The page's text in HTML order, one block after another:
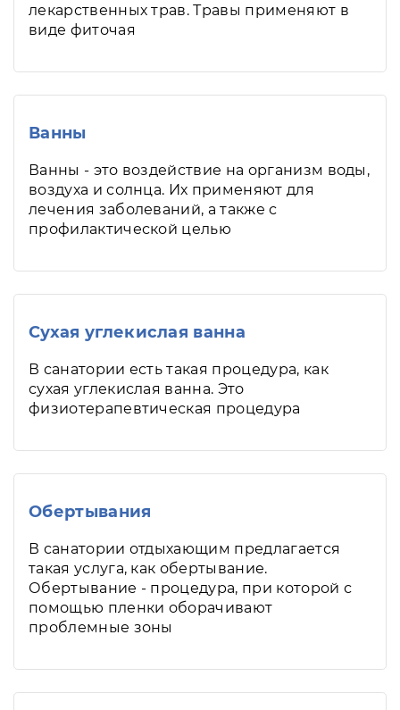
лекарственных трав. Травы применяют в
виде фиточая
Ванны
Ванны - это воздействие на организм воды,
воздуха и солнца. Их применяют для
лечения заболеваний, а также с
профилактической целью
Сухая углекислая ванна
В санатории есть такая процедура, как
сухая углекислая ванна. Это
физиотерапевтическая процедура
Обертывания
В санатории отдыхающим предлагается
такая услуга, как обертывание.
Обертывание - процедура, при которой с
помощью пленки оборачивают
проблемные зоны